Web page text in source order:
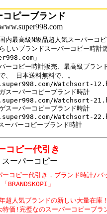
コピーブランド
内最高級N級品超人気スーパーコ
しいブランドスーパーコピー時計
」
ーコピー時計販売、最高級ブラン
、 日本送料無料で、。
Watchsort-
スーパーコピーブランド時計
Watchsort-
スーパーコピーブランド時計
Watchsort-
コピー代引き
ーパーコピー
ーコピー代引き，ブランド時計/
BRANDSKOPI」
超人気ブランドの新しい大量在庫
特価!完璧なのスーパーコピーブラ